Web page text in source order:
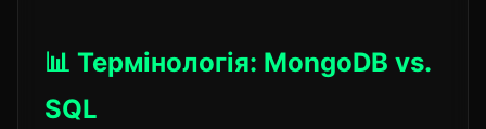
📊 Термінологія: MongoDB vs.
SQL